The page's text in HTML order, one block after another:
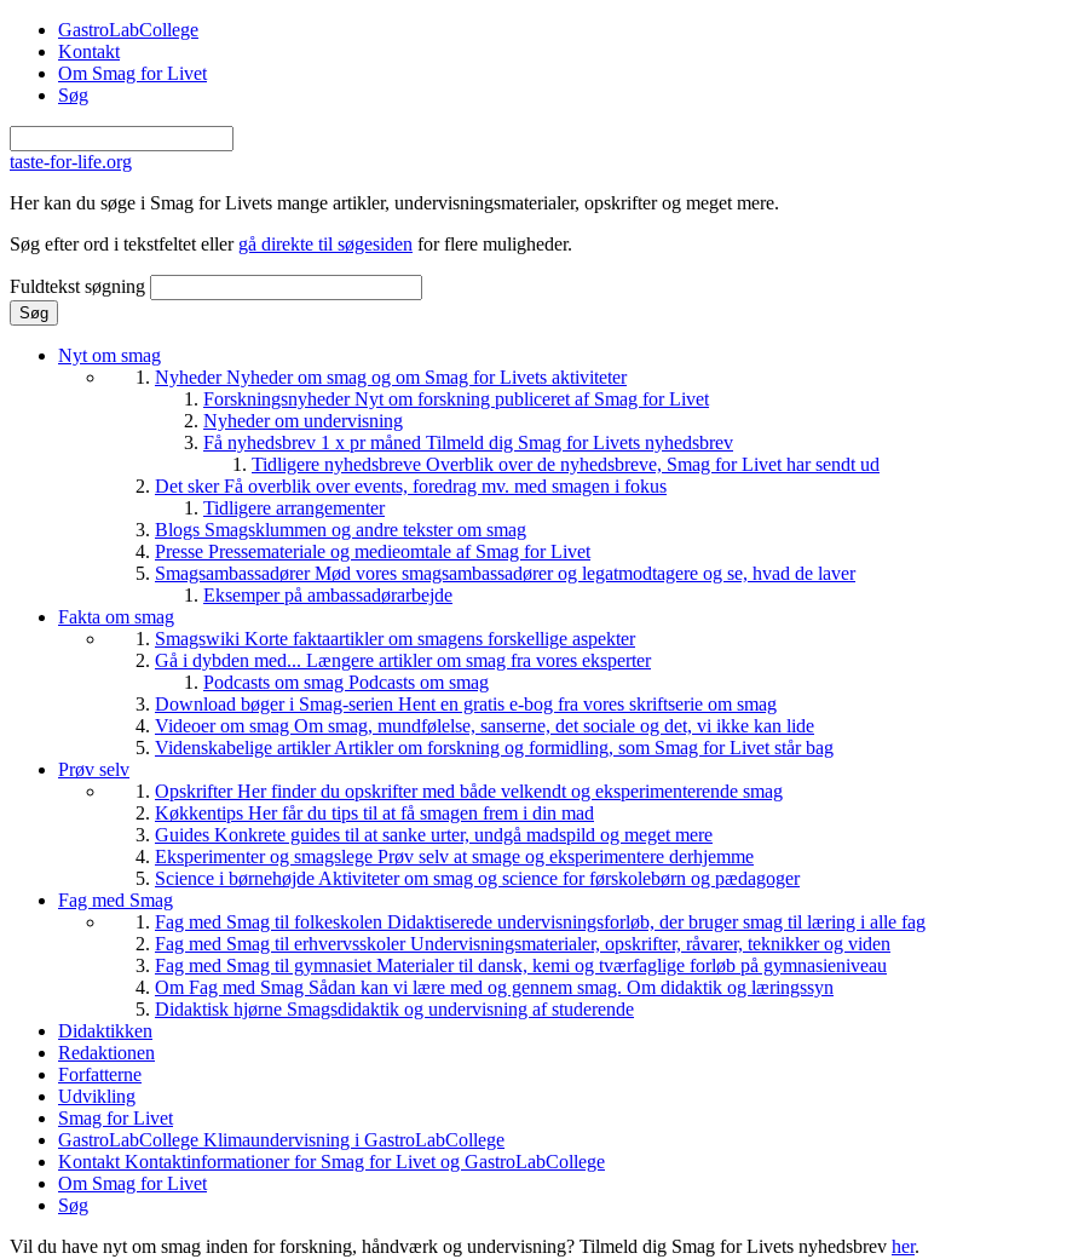
Gå til hovedindhold
GastroLabCollege
Kontakt
Om Smag for Livet
Søg
taste-for-life.org
Her kan du søge i Smag for Livets mange artikler, undervisningsmaterialer, opskrifter og meget mere.
Søg efter ord i tekstfeltet eller gå direkte til søgesiden for flere muligheder.
Fuldtekst søgning
Nyt om smag
NyhederNyheder om smag og om Smag for Livets aktiviteter
ForskningsnyhederNyt om forskning publiceret af Smag for Livet
Nyheder om undervisning
Få nyhedsbrev 1 x pr måned Tilmeld dig Smag for Livets nyhedsbrev
Tidligere nyhedsbreve Overblik over de nyhedsbreve, Smag for Livet har sendt ud
Det skerFå overblik over events, foredrag mv. med smagen i fokus
Tidligere arrangementer
Blogs Smagsklummen og andre tekster om smag
Presse Pressemateriale og medieomtale af Smag for Livet
SmagsambassadørerMød vores smagsambassadører og legatmodtagere og se, hvad de laver
Eksemper på ambassadørarbejde
Fakta om smag
Smagswiki Korte faktaartikler om smagens forskellige aspekter
Gå i dybden med... Længere artikler om smag fra vores eksperter
Podcasts om smag Podcasts om smag
Download bøger i Smag-serien Hent en gratis e-bog fra vores skriftserie om smag
Videoer om smag Om smag, mundfølelse, sanserne, det sociale og det, vi ikke kan lide
Videnskabelige artiklerArtikler om forskning og formidling, som Smag for Livet står bag
Prøv selv
OpskrifterHer finder du opskrifter med både velkendt og eksperimenterende smag
Køkkentips Her får du tips til at få smagen frem i din mad
Guides Konkrete guides til at sanke urter, undgå madspild og meget mere
Eksperimenter og smagslege Prøv selv at smage og eksperimentere derhjemme
Science i børnehøjde Aktiviteter om smag og science for førskolebørn og pædagoger
Fag med Smag
Fag med Smag til folkeskolen Didaktiserede undervisningsforløb, der bruger smag til læring i alle fag
Fag med Smag til erhvervsskolerUndervisningsmaterialer, opskrifter, råvarer, teknikker og viden
Fag med Smag til gymnasiet Materialer til dansk, kemi og tværfaglige forløb på gymnasieniveau
Om Fag med Smag Sådan kan vi lære med og gennem smag. Om didaktik og læringssyn
Didaktisk hjørne Smagsdidaktik og undervisning af studerende
Didaktikken
Redaktionen
Forfatterne
Udvikling
Smag for Livet
GastroLabCollege Klimaundervisning i GastroLabCollege
Kontakt Kontaktinformationer for Smag for Livet og GastroLabCollege
Om Smag for Livet
Søg
Vil du have nyt om smag inden for forskning, håndværk og undervisning? Tilmeld dig Smag for Livets nyhedsbrev her.